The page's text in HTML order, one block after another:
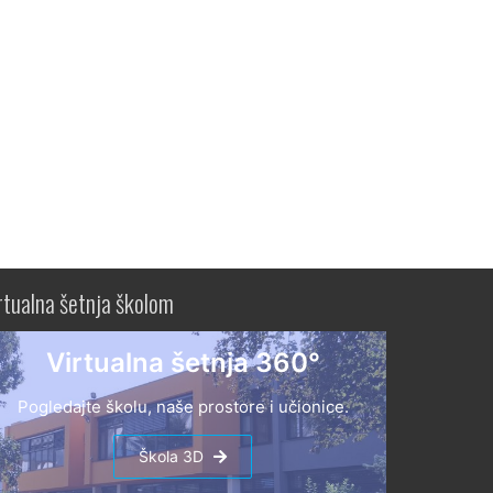
šetnja školom
Virtualna šetnja 360°
Pogledajte školu, naše prostore i učionice.
Škola 3D